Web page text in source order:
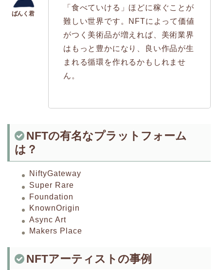
「食べていける」ほどに稼ぐことが
難しい世界です。NFTによって価値
がつく美術品が増えれば、美術業界
はもっと豊かになり、良い作品が生
まれる循環を作れるかもしれませ
ん。
NFTの有名なプラットフォーム
は？
NiftyGateway
Super Rare
Foundation
KnownOrigin
Async Art
Makers Place
NFTアーティストの事例